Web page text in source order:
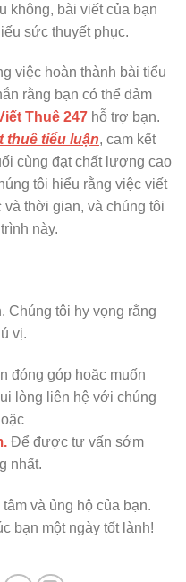
không, bài viết của bạn
sức thuyết phục.
việc hoàn thành bài tiểu
rằng bạn có thể đảm
Thuê 247 hỗ trợ bạn.
thuê tiểu luận, cam kết
cùng đạt chất lượng cao
tôi hiểu rằng việc viết
thời gian, và chúng tôi
này.
Chúng tôi hy vọng rằng
vị.
đóng góp hoặc muốn
lòng liên hệ với chúng
Để được tư vấn sớm
nhất.
và ủng hộ của bạn.
bạn một ngày tốt lành!